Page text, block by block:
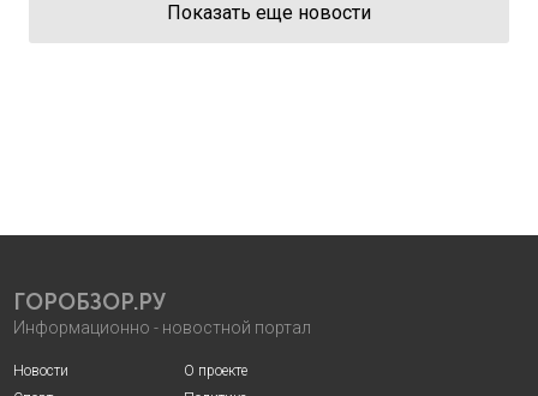
Показать еще новости
ГОРОБЗОР.РУ
Информационно - новостной портал
Новости
О проекте